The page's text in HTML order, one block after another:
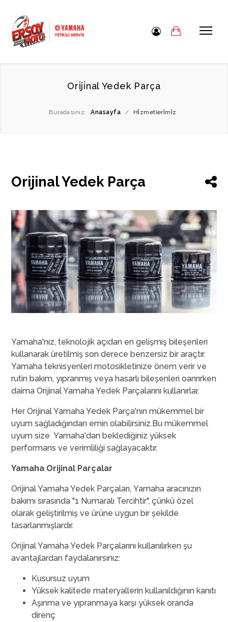
Ori̇ji̇nal Yedek Parça
Buradasınız: Anasayfa / Hi̇zmetleri̇mi̇z
Orijinal Yedek Parça
Yamaha'nız, teknolojik açıdan en gelişmiş bileşenleri
kullanarak üretilmiş son derece benzersiz bir araçtır.
Yamaha teknisyenleri motosikletinize önem verir ve
rutin bakım, yıpranmış veya hasarlı bileşenleri oanrırken
daima Orijinal Yamaha Yedek Parçalarını kullanırlar.
Her Orijinal Yamaha Yedek Parça'nın mükemmel bir
uyum sağladığından emin olabilirsiniz.Bu mükemmel
uyum size Yamaha'dan beklediğiniz yüksek
performans ve verimliliği sağlayacaktır.
Yamaha Orijinal Parçalar
Orijinal Yamaha Yedek Parçaları, Yamaha aracınızın
bakımı sırasında "1 Numaralı Tercihtir", çünkü özel
olarak geliştirilmiş ve ürüne uygun bir şekilde
tasarlanmışlardır.
Orijinal Yamaha Yedek Parçalarını kullanılırken şu
avantajlardan faydalanırsınız:
Kusursuz uyum
Yüksek kalitede materyallerin kullanıldığının kanıtı
Aşınma ve yıpranmaya karşı yüksek oranda
direnç